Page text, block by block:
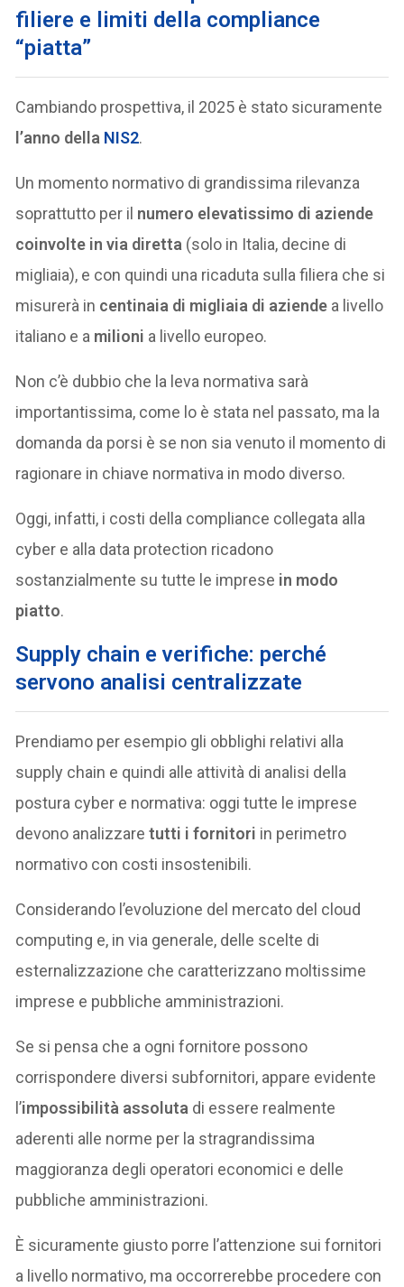
filiere e limiti della compliance
“piatta”
Cambiando prospettiva, il 2025 è stato sicuramente
l’anno della NIS2.
Un momento normativo di grandissima rilevanza
soprattutto per il numero elevatissimo di aziende
coinvolte in via diretta (solo in Italia, decine di
migliaia), e con quindi una ricaduta sulla filiera che si
misurerà in centinaia di migliaia di aziende a livello
italiano e a milioni a livello europeo.
Non c’è dubbio che la leva normativa sarà
importantissima, come lo è stata nel passato, ma la
domanda da porsi è se non sia venuto il momento di
ragionare in chiave normativa in modo diverso.
Oggi, infatti, i costi della compliance collegata alla
cyber e alla data protection ricadono
sostanzialmente su tutte le imprese in modo
piatto.
Supply chain e verifiche: perché
servono analisi centralizzate
Prendiamo per esempio gli obblighi relativi alla
supply chain e quindi alle attività di analisi della
postura cyber e normativa: oggi tutte le imprese
devono analizzaretutti i fornitori in perimetro
normativo con costi insostenibili.
Considerando l’evoluzione del mercato del cloud
computing e, in via generale, delle scelte di
esternalizzazione che caratterizzano moltissime
imprese e pubbliche amministrazioni.
Se si pensa che a ogni fornitore possono
corrispondere diversi subfornitori, appare evidente
l’impossibilità assoluta di essere realmente
aderenti alle norme per la stragrandissima
maggioranza degli operatori economici e delle
pubbliche amministrazioni.
È sicuramente giusto porre l’attenzione sui fornitori
a livello normativo, ma occorrerebbe procedere con